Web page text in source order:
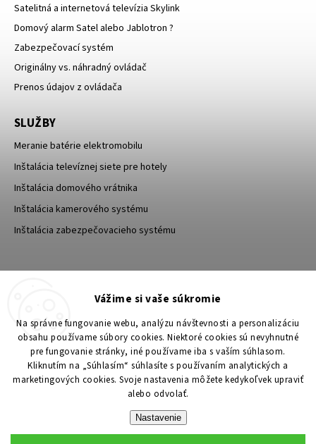
Vážime si vaše súkromie
Na správne fungovanie webu, analýzu návštevnosti a personalizáciu
obsahu používame súbory cookies. Niektoré cookies sú nevyhnutné
pre fungovanie stránky, iné používame iba s vaším súhlasom.
Kliknutím na „Súhlasím“ súhlasíte s používaním analytických a
marketingových cookies. Svoje nastavenia môžete kedykoľvek upraviť
alebo odvolať.
Nastavenie
Satelitná a internetová televízia Skylink
Domový alarm Satel alebo Jablotron ?
Zabezpečovací systém
Originálny vs. náhradný ovládač
Prenos údajov z ovládača
SLUŽBY
Meranie batérie elektromobilu
Inštalácia televíznej siete pre hotely
Inštalácia domového vrátnika
Inštalácia kamerového systému
Inštalácia zabezpečovacieho systému